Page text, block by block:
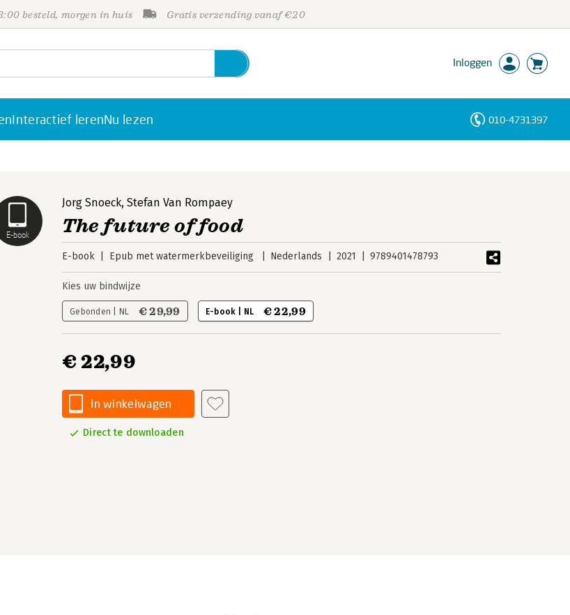
besteld, morgen in huis Gratis verzending vanaf €20
Inloggen
Interactief lerenNu lezen 010-4731397
E-book
Jorg Snoeck,Stefan Van Rompaey
The future of food
E-book Epub met watermerkbeveiliging Nederlands 2021 9789401478793
Kies uw bindwijze
Gebonden | NL € 29,99 E-book | NL € 22,99
€ 22,99
In winkelwagen
Direct te downloaden
Personen